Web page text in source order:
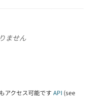
ません
アクセス可能です API (see